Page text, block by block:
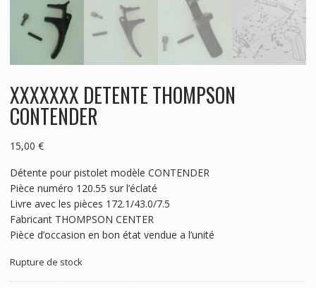
XXXXXXX DETENTE THOMPSON
CONTENDER
15,00 €
Détente pour pistolet modèle CONTENDER
Pièce numéro 120.55 sur l’éclaté
Livre avec les pièces 172.1/43.0/7.5
Fabricant THOMPSON CENTER
Pièce d’occasion en bon état vendue a l’unité
Rupture de stock